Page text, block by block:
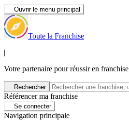
Ouvrir le menu principal
Toute la Franchise
|
Votre partenaire pour réussir en franchise
Rechercher
Référencer ma franchise
Se connecter
Navigation principale